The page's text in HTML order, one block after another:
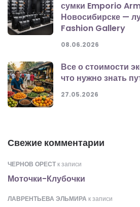
сумки Emporio
Новосибирске —
Fashion Gallery
08.06.2026
Все о стоимости
что нужно знать
27.05.2026
Свежие комментарии
ЧЕРНОВ ОРЕСТ к записи
Моточки-Клубочки
ЛАВРЕНТЬЕВА ЭЛЬМИРА к записи